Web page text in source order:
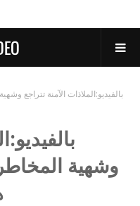
بالفيديو:الملاذات الآمنة تتراجع
وشهية